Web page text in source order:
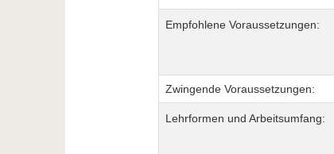
Empfohlene Voraussetzungen:
Zwingende Voraussetzungen:
Lehrformen und Arbeitsumfang: